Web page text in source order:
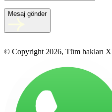
Mesaj gönder
© Copyright 2026, Tüm hakları